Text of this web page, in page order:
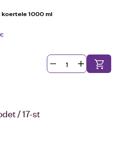
1000 ml
€
/ 17-st